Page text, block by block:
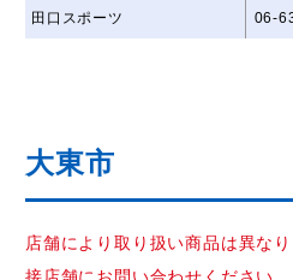
田口スポーツ 06-
大東市
店舗により取り扱い商品は異な